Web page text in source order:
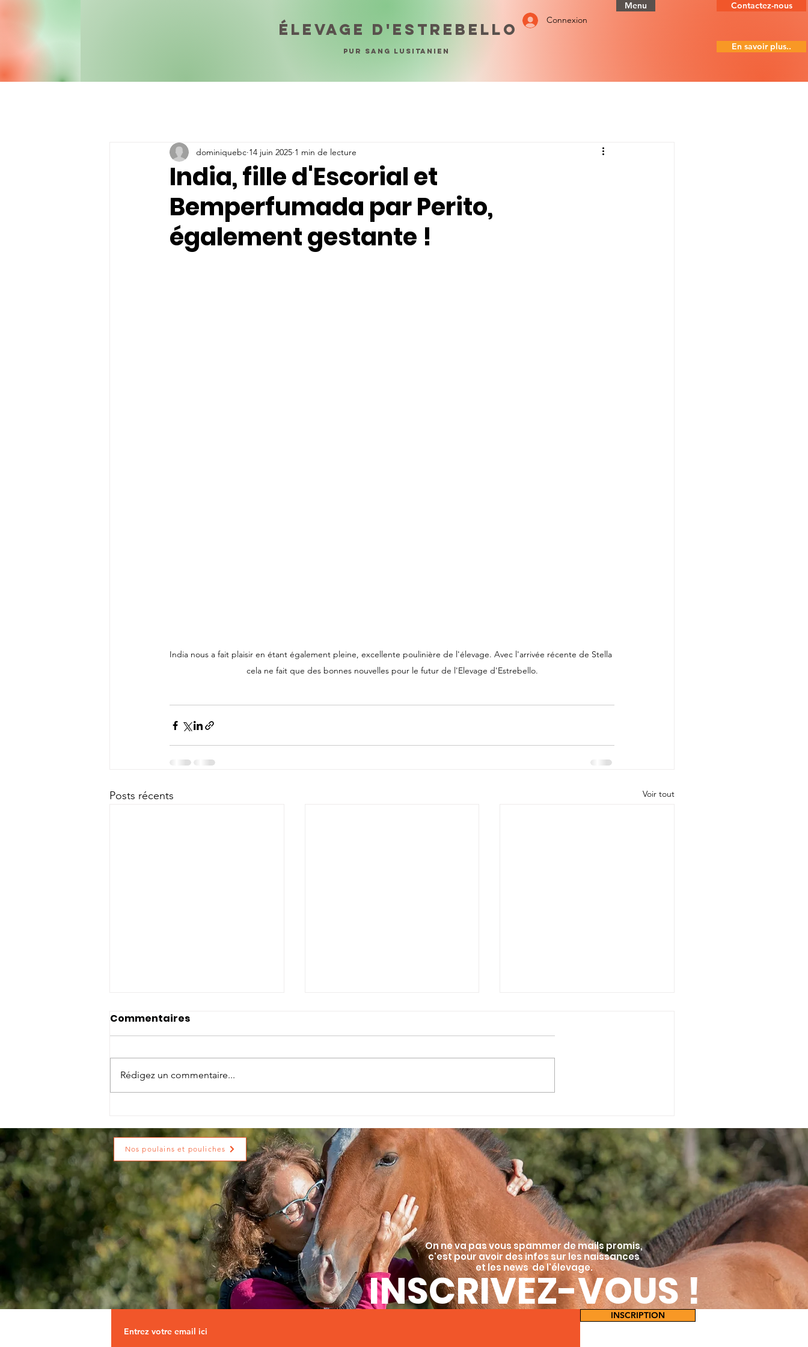
Connexion
ÉLEVAGE D'ESTREBELLO
PUR SANG LUSITANIEN
Menu Contactez-nous
En savoir plus..
India, fille d'Escorial et
Bemperfumada par Perito,
également gestante !
dominiquebc 14 juin 2025 1 min de lecture
India nous a fait plaisir en étant également pleine, excellente poulinière de l'élevage. Avec l'arrivée récente de Stella
cela ne fait que des bonnes nouvelles pour le futur de l'Elevage d'Estrebello.
Posts récents Voir tout
naissance de 2026
naissance de 2026
naissance de 2026
Commentaires
Rédigez un commentaire...
On ne va pas vous spammer de mails promis,
c'est pour avoir des infos sur les naissances
et les news de l'élevage.
INSCRIVEZ-VOUS !
INSCRIPTION
Nos poulains et pouliches